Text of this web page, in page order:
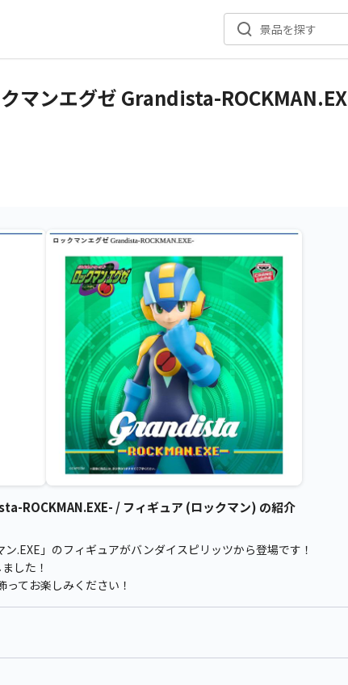
景品を探す
マンエグゼ Grandista-
ROCKMAN.EXE- / フィギュア (ロックマン) の紹介
.EXE」のフィギュアがバンダイスピリッツから登場です！
した！
てお楽しみください！